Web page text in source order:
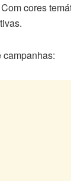
cores